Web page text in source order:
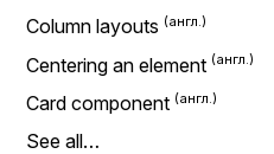
Column layouts
Centering an element
Card component
See all…